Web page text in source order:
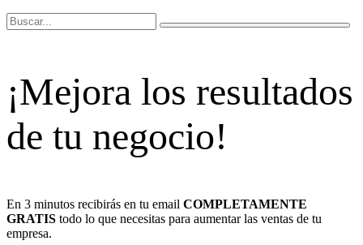
¡Mejora los resultados
de tu negocio!
En 3 minutos recibirás en tu email COMPLETAMENTE
GRATIS todo lo que necesitas para aumentar las ventas de tu
empresa.